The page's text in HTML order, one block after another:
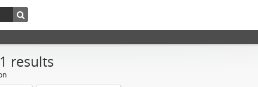
results